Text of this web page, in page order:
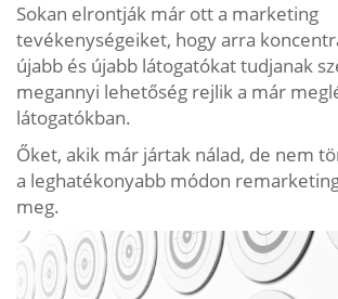
Sokan elrontják már ott a marketing
tevékenységeiket, hogy arra
újabb és újabb látogatókat tudjanak
megannyi lehetőség rejlik a már
látogatókban.
Őket, akik már jártak nálad, de nem
a leghatékonyabb módon
meg.